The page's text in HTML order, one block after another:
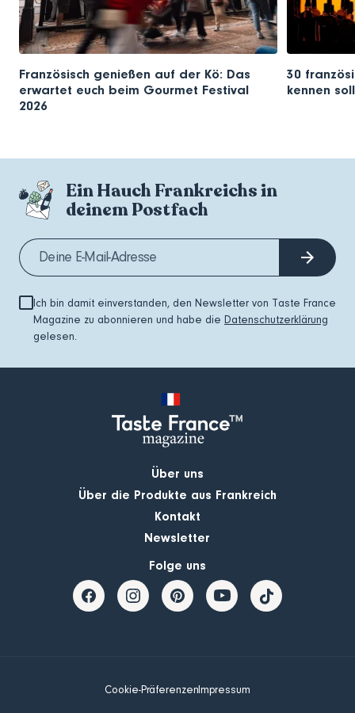
Französisch genießen auf der Kö: Das
erwartet euch beim Gourmet Festival
2026
30
kennen
Ein Hauch Frankreichs in
deinem Postfach
Ich bin damit einverstanden, den Newsletter von Taste France
Magazine zu abonnieren und habe die Datenschutzerklärung
gelesen.
Über uns
Über die Produkte aus Frankreich
Kontakt
Newsletter
Folge uns
Cookie-PräferenzenImpressum